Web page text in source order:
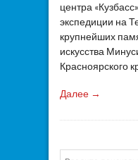
центра
экспедиции на
крупнейших
искусства
Красноярского
Далее →